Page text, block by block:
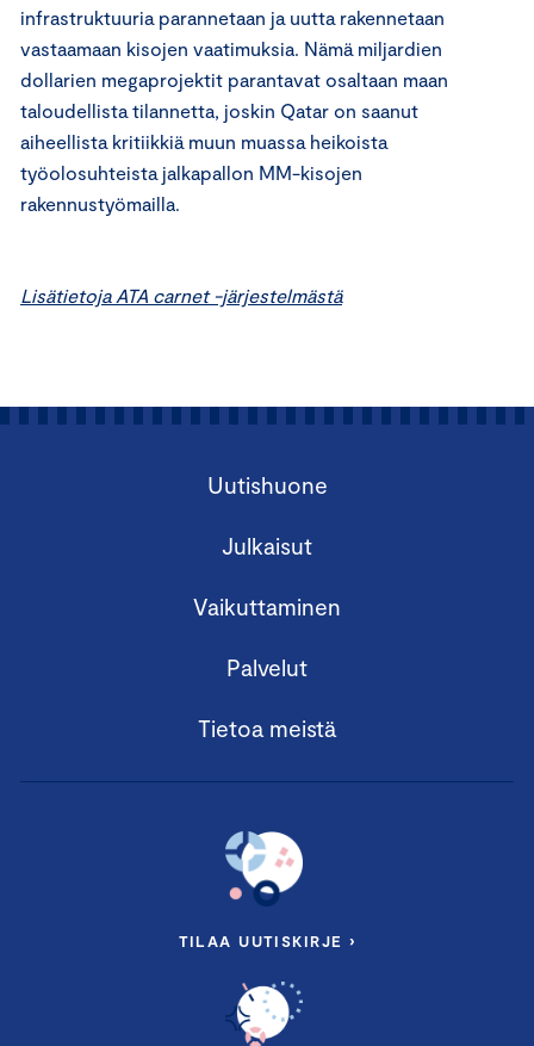
infrastruktuuria parannetaan ja uutta rakennetaan
vastaamaan kisojen vaatimuksia. Nämä miljardien
dollarien megaprojektit parantavat osaltaan maan
taloudellista tilannetta, joskin Qatar on saanut
aiheellista kritiikkiä muun muassa heikoista
työolosuhteista jalkapallon MM-kisojen
rakennustyömailla.
Lisätietoja ATA carnet -järjestelmästä
Uutishuone
Julkaisut
Vaikuttaminen
Palvelut
Tietoa meistä
TILAA UUTISKIRJE ›